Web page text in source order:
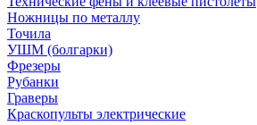
Ножницы по металлу
Точила
УШМ (болгарки)
Фрезеры
Рубанки
Граверы
Краскопульты электрические